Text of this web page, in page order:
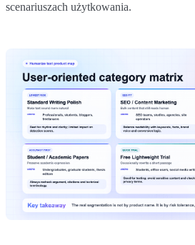
scenariuszach użytkowania.